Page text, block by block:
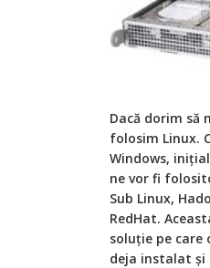
Dacă dorim să
folosim Linux.
Windows,
ne vor fi
Sub Linux,
RedHat.
soluție pe care
deja instalat și